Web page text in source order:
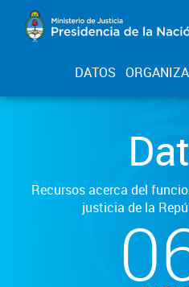
DATOS
Recursos acerca del
justicia de la